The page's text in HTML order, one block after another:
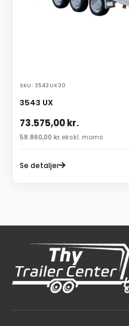
SKU: 3543UX30
3543 UX
73.575,00kr.
58.860,00 kr.ekskl. moms
Se detaljer